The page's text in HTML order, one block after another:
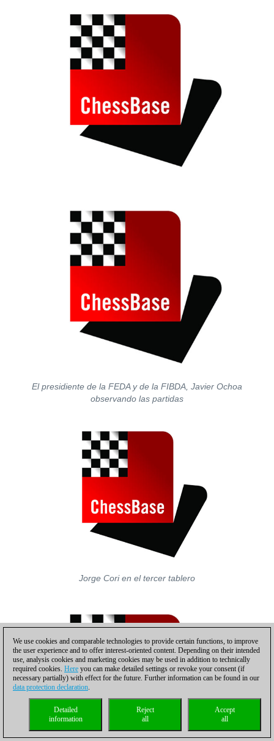
El presidiente de la FEDA y de la FIBDA, Javier Ochoa
observando las partidas
Jorge Cori en el tercer tablero
We use cookies and comparable technologies to provide certain functions, to improve
the user experience and to offer interest-oriented content. Depending on their intended
use, analysis cookies and marketing cookies may be used in addition to technically
required cookies. Here you can make detailed settings or revoke your consent (if
necessary partially) with effect for the future. Further information can be found in our
data protection declaration.
Accept
all
Reject
all
Detailed
information